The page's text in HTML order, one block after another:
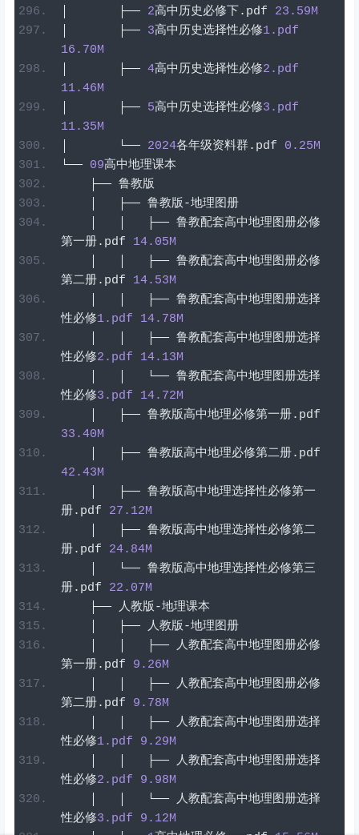
├── 2高中历史必修下 . pdf 23.59M
├── 3高中历史选择性必修1.pdf
16.70M
├── 4高中历史选择性必修2 .pdf
11.46M
├── 5高中历史选择性必修3 .pdf
11.35M
└── 2024各年级资料群. pdf 0.25M
└──
09高中地理课本
├── 鲁教版
├── 鲁教版-地理图册
├── 鲁教配套高中地理图册必修
第一册. pdf 14.05M
├── 鲁教配套高中地理图册必修
第二册. pdf 14.53M
├── 鲁教配套高中地理图册选择
性必修1.pdf 14.78M
├── 鲁教配套高中地理图册选择
性必修2 .pdf 14.13M
└── 鲁教配套高中地理图册选择
性必修3 .pdf 14.72M
├── 鲁教版高中地理必修第一册. pdf
33.40M
├── 鲁教版高中地理必修第二册. pdf
42.43M
├── 鲁教版高中地理选择性必修第一
册. pdf 27.12M
├── 鲁教版高中地理选择性必修第二
册. pdf 24.84M
└── 鲁教版高中地理选择性必修第三
册. pdf 22.07M
├──
人教版-地理课本
├──
人教版-地理图册
├──
人教配套高中地理图册必修
第一册. pdf 9.26M
├──
人教配套高中地理图册必修
第二册. pdf 9.78M
├──
人教配套高中地理图册选择
性必修1.pdf 9.29M
├──
人教配套高中地理图册选择
性必修2 .pdf 9.98M
└──
人教配套高中地理图册选择
性必修3 .pdf 9.12M